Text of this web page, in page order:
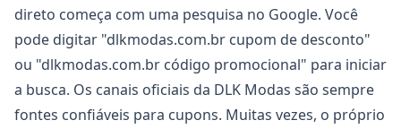
direto começa com uma pesquisa no Google. Você
pode digitar "dlkmodas.com.br cupom de desconto"
ou "dlkmodas.com.br código promocional" para iniciar
a busca. Os canais oficiais da DLK Modas são sempre
fontes confiáveis para cupons. Muitas vezes, o próprio